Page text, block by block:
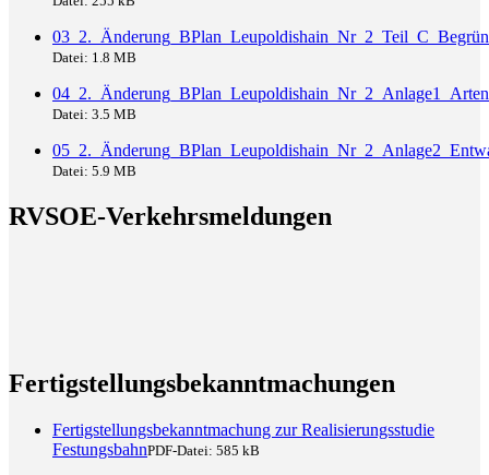
Datei: 1.8 MB
Datei: 3.5 MB
Datei: 5.9 MB
RVSOE-Verkehrsmeldungen
Fertigstellungsbekanntmachungen
Fertigstellungsbekanntmachung zur Realisierungsstudie
FestungsbahnPDF-Datei: 585 kB